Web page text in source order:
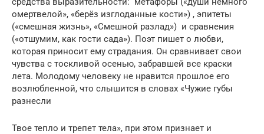
омертвелой», «берёз изглоданные кости») , эпитеты
(«смешная жизнь», «Смешной разлад») и сравнения
(«отшумим, как гости сада»). Поэт пишет о любви,
которая приносит ему страдания. Он сравнивает свои
чувства с тоскливой осенью, забравшей все краски
лета. Молодому человеку не нравится прошлое его
возлюбленной, что слышится в словах «Чужие губы
разнесли
Твое тепло и трепет тела», при этом признает и